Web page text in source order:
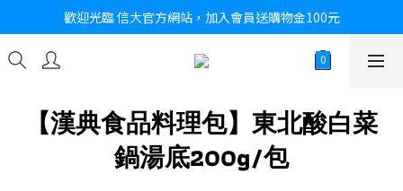
歡迎光臨 信大官方網站，加入會員送購物金100元
【漢典食品料理包】東北酸白菜
鍋湯底200g/包